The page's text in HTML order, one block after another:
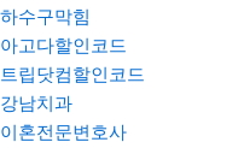
하수구막힘
아고다할인코드
트립닷컴할인코드
강남치과
이혼전문변호사